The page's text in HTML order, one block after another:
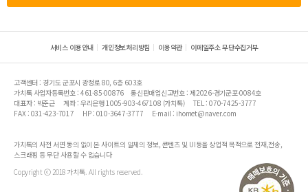
서비스 이용안내 개인정보처리방침 이용약관 이메일주소 무단수집거부
고객센터 : 경기도 군포시 광정로 80, 6층 603호
가치톡 사업자등록번호 : 461-85-00876
통신판매업신고번호 : 제2026-경기군포-0084호
대표자 : 박준근
계좌 : 우리은행 1005-903-467108 (가치톡)
TEL : 070-7425-3777
FAX : 031-423-7017
HP : 010-3647-3777 E-mail : ihomet@naver.com
가치톡의 사전 서면 동의 없이 본 사이트의 일체의 정보, 콘텐츠 및 UI등을 상업적 목적으로 전재,전송,
스크래핑 등 무단 사용할 수 없습니다
Copyright ⓒ 2018 가치톡. All rights reserved.